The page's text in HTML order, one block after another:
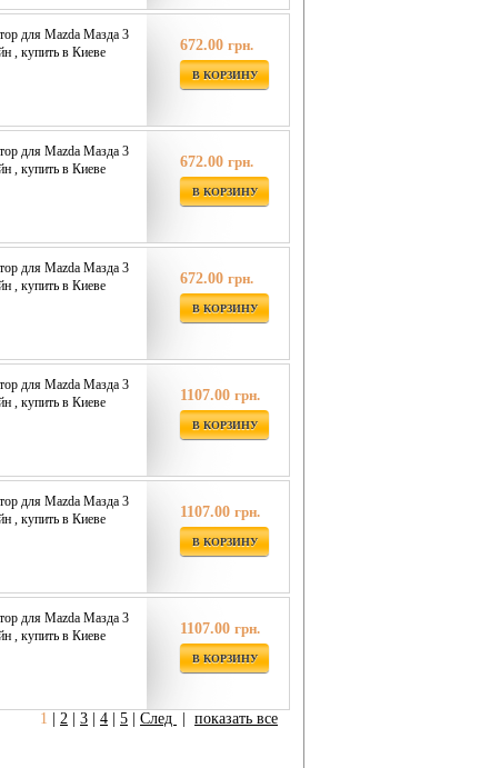
для Mazda Мазда 3
, купить в Киеве
672.00 грн.
В КОРЗИНУ
для Mazda Мазда 3
, купить в Киеве
672.00 грн.
В КОРЗИНУ
для Mazda Мазда 3
, купить в Киеве
672.00 грн.
В КОРЗИНУ
для Mazda Мазда 3
, купить в Киеве
1107.00 грн.
В КОРЗИНУ
для Mazda Мазда 3
, купить в Киеве
1107.00 грн.
В КОРЗИНУ
для Mazda Мазда 3
, купить в Киеве
1107.00 грн.
В КОРЗИНУ
1 2 3 4 5 След показать все